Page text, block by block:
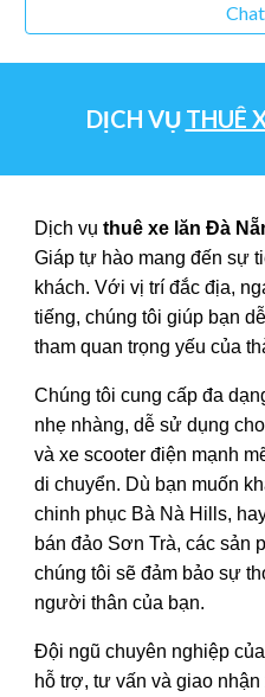
DỊCH VỤ THUÊ
Dịch vụthuê xe lăn Đà
Giáp tự hào mang đến sự
khách. Với vị trí đắc địa,
tiếng, chúng tôi giúp bạn
tham quan trọng yếu của
Chúng tôi cung cấp đa
nhẹ nhàng, dễ sử dụng
và xe scooter điện mạnh
di chuyển. Dù bạn muốn
chinh phục Bà Nà Hills,
bán đảo Sơn Trà, các sản
chúng tôi sẽ đảm bảo sự
người thân của bạn.
Đội ngũ chuyên nghiệp
hỗ trợ, tư vấn và giao